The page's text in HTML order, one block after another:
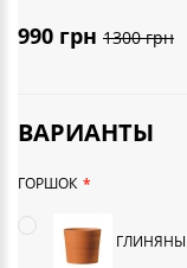
990 грн 1300 грн
ВАРИАНТЫ
ГОРШОК